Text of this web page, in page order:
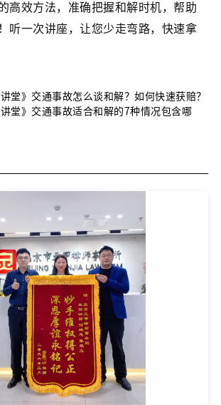
高效方法，准确把握和解时机，帮助
听一次讲座，让您少走弯路，快速拿
讲堂》交通事故怎么谈和解？如何快速获赔？
讲堂》交通事故适合和解的7种情况包含哪